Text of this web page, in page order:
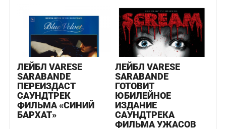
ЛЕЙБЛ VARESE
SARABANDE
ПЕРЕИЗДАСТ
САУНДТРЕК
ФИЛЬМА «СИНИЙ
БАРХАТ»
ЛЕЙБЛ VARESE
SARABANDE
ГОТОВИТ
ЮБИЛЕЙНОЕ
ИЗДАНИЕ
САУНДТРЕКА
ФИЛЬМА УЖАСОВ